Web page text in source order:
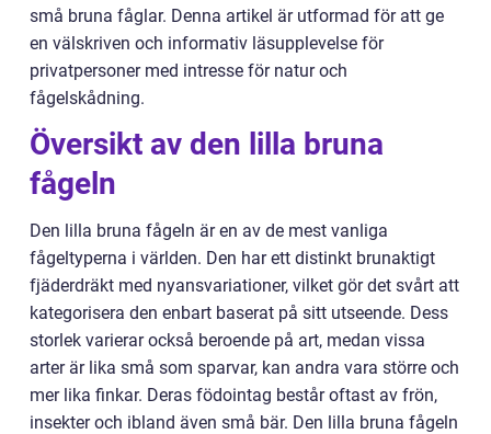
små bruna fåglar. Denna artikel är utformad för att ge
en välskriven och informativ läsupplevelse för
privatpersoner med intresse för natur och
fågelskådning.
Översikt av den lilla bruna
fågeln
Den lilla bruna fågeln är en av de mest vanliga
fågeltyperna i världen. Den har ett distinkt brunaktigt
fjäderdräkt med nyansvariationer, vilket gör det svårt att
kategorisera den enbart baserat på sitt utseende. Dess
storlek varierar också beroende på art, medan vissa
arter är lika små som sparvar, kan andra vara större och
mer lika finkar. Deras födointag består oftast av frön,
insekter och ibland även små bär. Den lilla bruna fågeln